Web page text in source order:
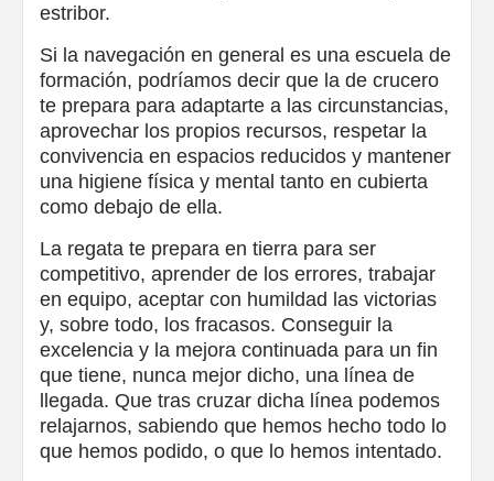
estribor.
Si la navegación en general es una escuela de
formación, podríamos decir que la de crucero
te prepara para adaptarte a las circunstancias,
aprovechar los propios recursos, respetar la
convivencia en espacios reducidos y mantener
una higiene física y mental tanto en cubierta
como debajo de ella.
La regata te prepara en tierra para ser
competitivo, aprender de los errores, trabajar
en equipo, aceptar con humildad las victorias
y, sobre todo, los fracasos. Conseguir la
excelencia y la mejora continuada para un fin
que tiene, nunca mejor dicho, una línea de
llegada. Que tras cruzar dicha línea podemos
relajarnos, sabiendo que hemos hecho todo lo
que hemos podido, o que lo hemos intentado.